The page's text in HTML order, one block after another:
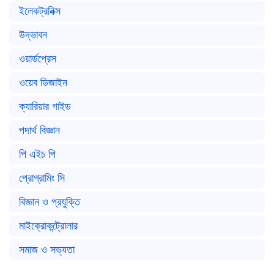
ইলেকট্রনিক্স
উদ্ভাবন
ওয়ার্ডপ্রেস
ওয়েব ডিজাইন
ক্যারিয়ার গাইড
পদার্থ বিজ্ঞান
পি এইচ পি
প্রোগ্রামিং সি
বিজ্ঞান ও প্রযুক্তি
মাইক্রোকন্ট্রোলার
সমাজ ও সভ্যতা